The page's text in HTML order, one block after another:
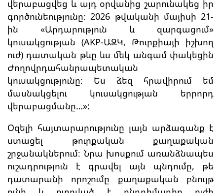
վերաբացվեց և այդ օրվանից շարունակեց իր
գործունեությունը։ 2026 թվականի մայիսի 21-
ին «Արդարություն և զարգացում»
կուսակցության (AKP-ԱԶԿ, Թուրքիայի իշխող
ուժ) դատական թևը ևս մեկ անգամ փակեցին
Ժողովրդահանրապետական
կուսակցությունը։ Ես ձեզ հրավիրում եմ
մասնակցելու կուսակցության երրորդ
վերաբացմանը…»:
Օզելի հայտարարությունը լայն արձագանք է
ստացել թուրքական քաղաքական
շրջանակներում։ Նրա խոսքում առանձնապես
ուշադրություն է գրավել այն պնդումը, թե
դատարանի որոշումը քաղաքական բնույթ